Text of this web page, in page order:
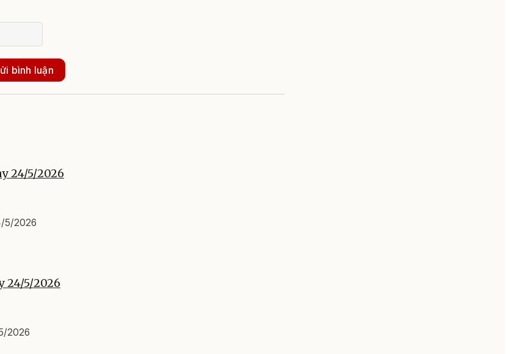
bình luận
24/5/2026
5/2026
24/5/2026
2026